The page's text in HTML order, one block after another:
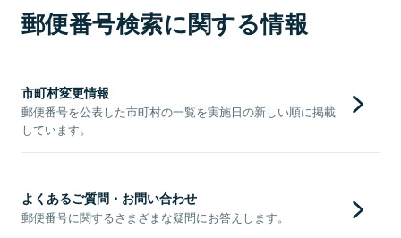
郵便番号検索に関する情報
市町村変更情報
郵便番号を公表した市町村の一覧を実施日の新しい順に掲載
しています。
よくあるご質問・お問い合わせ
郵便番号に関するさまざまな疑問にお答えします。